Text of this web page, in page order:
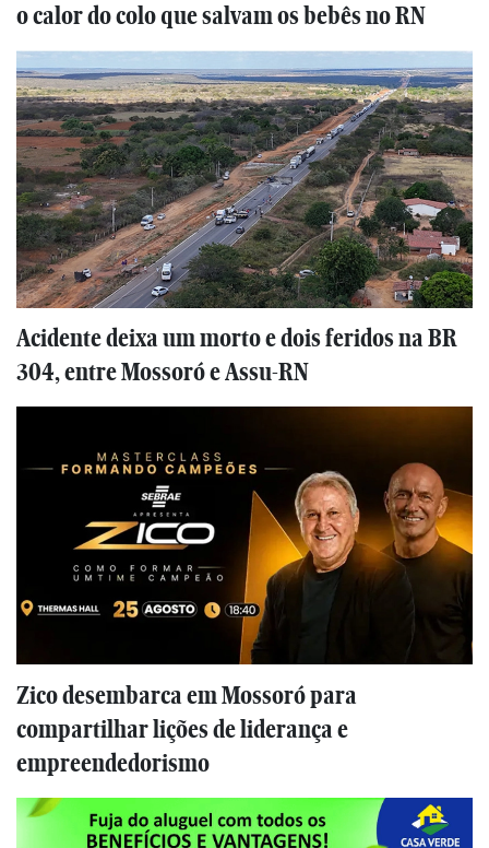
o calor do colo que salvam os bebês no RN
Acidente deixa um morto e dois feridos na BR
304, entre Mossoró e Assu-RN
Zico desembarca em Mossoró para
compartilhar lições de liderança e
empreendedorismo